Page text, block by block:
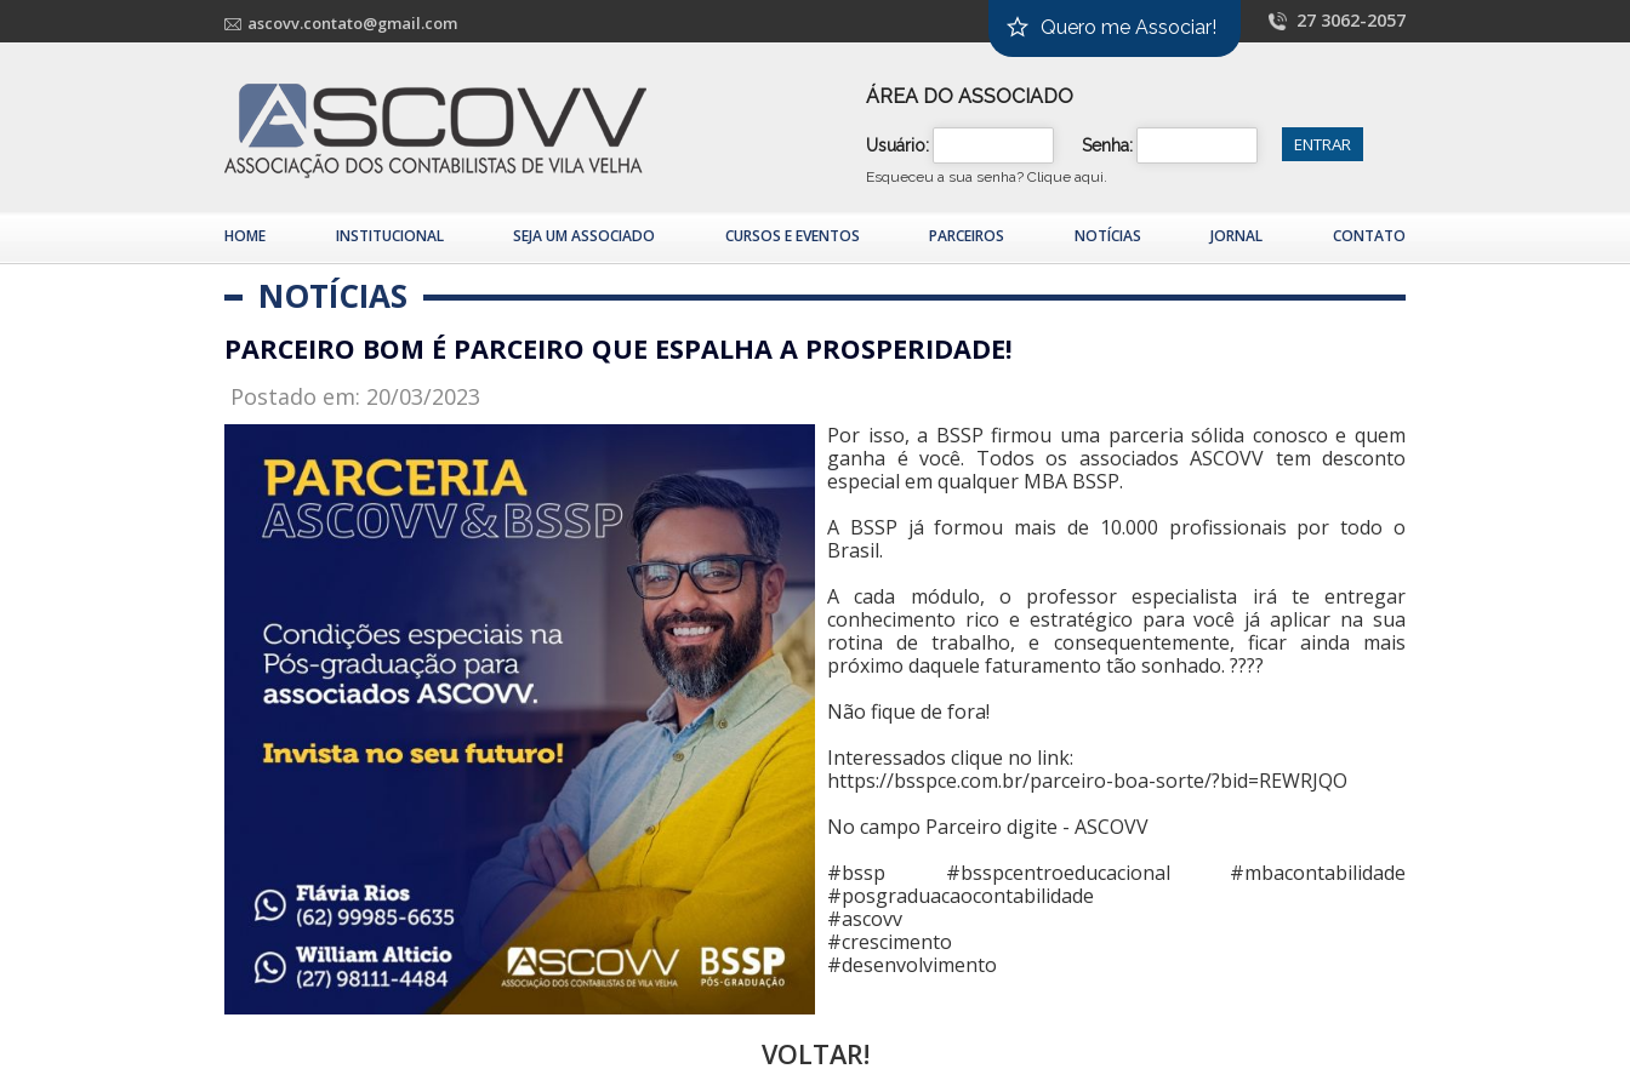
ascovv.contato@gmail.com 27 3062-2057
Quero me Associar!
ÁREA DO ASSOCIADO
Usuário: Senha:
Esqueceu a sua senha? Clique aqui.
HOME INSTITUCIONAL SEJA UM ASSOCIADO CURSOS E EVENTOS PARCEIROS NOTÍCIAS JORNAL CONTATO
NOTÍCIAS
PARCEIRO BOM É PARCEIRO QUE ESPALHA A PROSPERIDADE!
Postado em: 20/03/2023
Por isso, a BSSP firmou uma parceria sólida conosco e quem
ganha é você. Todos os associados ASCOVV tem desconto
especial em qualquer MBA BSSP.
A BSSP já formou mais de 10.000 profissionais por todo o
Brasil.
A cada módulo, o professor especialista irá te entregar
conhecimento rico e estratégico para você já aplicar na sua
rotina de trabalho, e consequentemente, ficar ainda mais
próximo daquele faturamento tão sonhado. ????
Não fique de fora!
Interessados clique no link:
https://bsspce.com.br/parceiro-boa-sorte/?bid=REWRJQO
No campo Parceiro digite - ASCOVV
#bssp #bsspcentroeducacional #mbacontabilidade
#posgraduacaocontabilidade
#ascovv
#crescimento
#desenvolvimento
VOLTAR!